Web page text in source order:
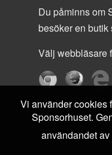
Du påminns om
besöker en butik
Välj webbläsare
Vi använder cookies
Sponsorhuset.
användandet